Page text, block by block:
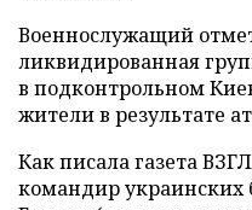
Военнослужащий
ликвидированная
в подконтрольном
жители в результате
Как писала газета
командир украинских